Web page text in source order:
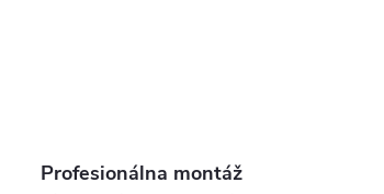
Profesionálna montáž